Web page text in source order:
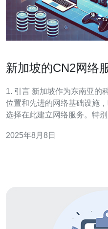
新加坡的CN2网络
1. 引言 新加坡作为东南亚的科技中心，凭借其优越的地理
位置和先进的网络基础设施
选择在此建立网络服务。特
进行深入对比分析，探讨其
2025年8月8日